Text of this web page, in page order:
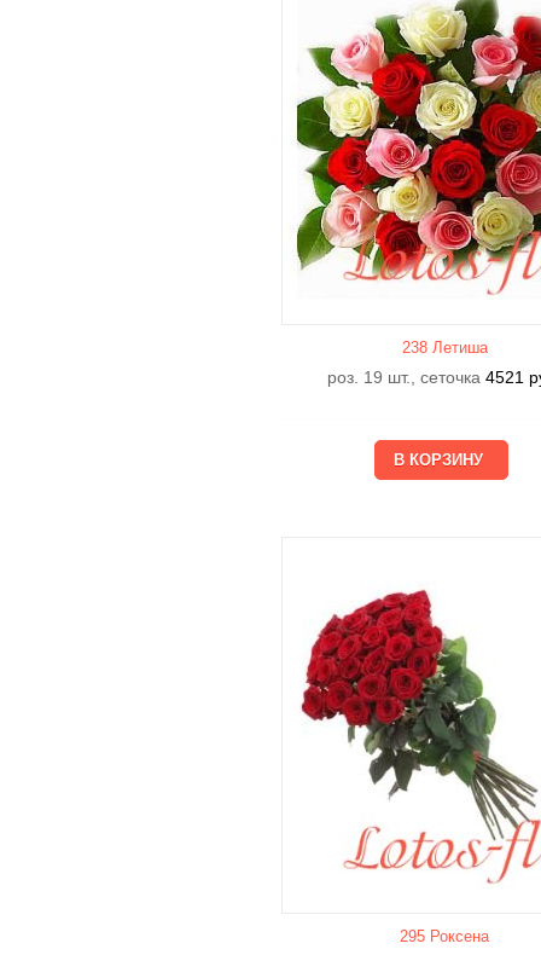
238 Летишa
роз. 19 шт., сеточка4521
295 Роксена